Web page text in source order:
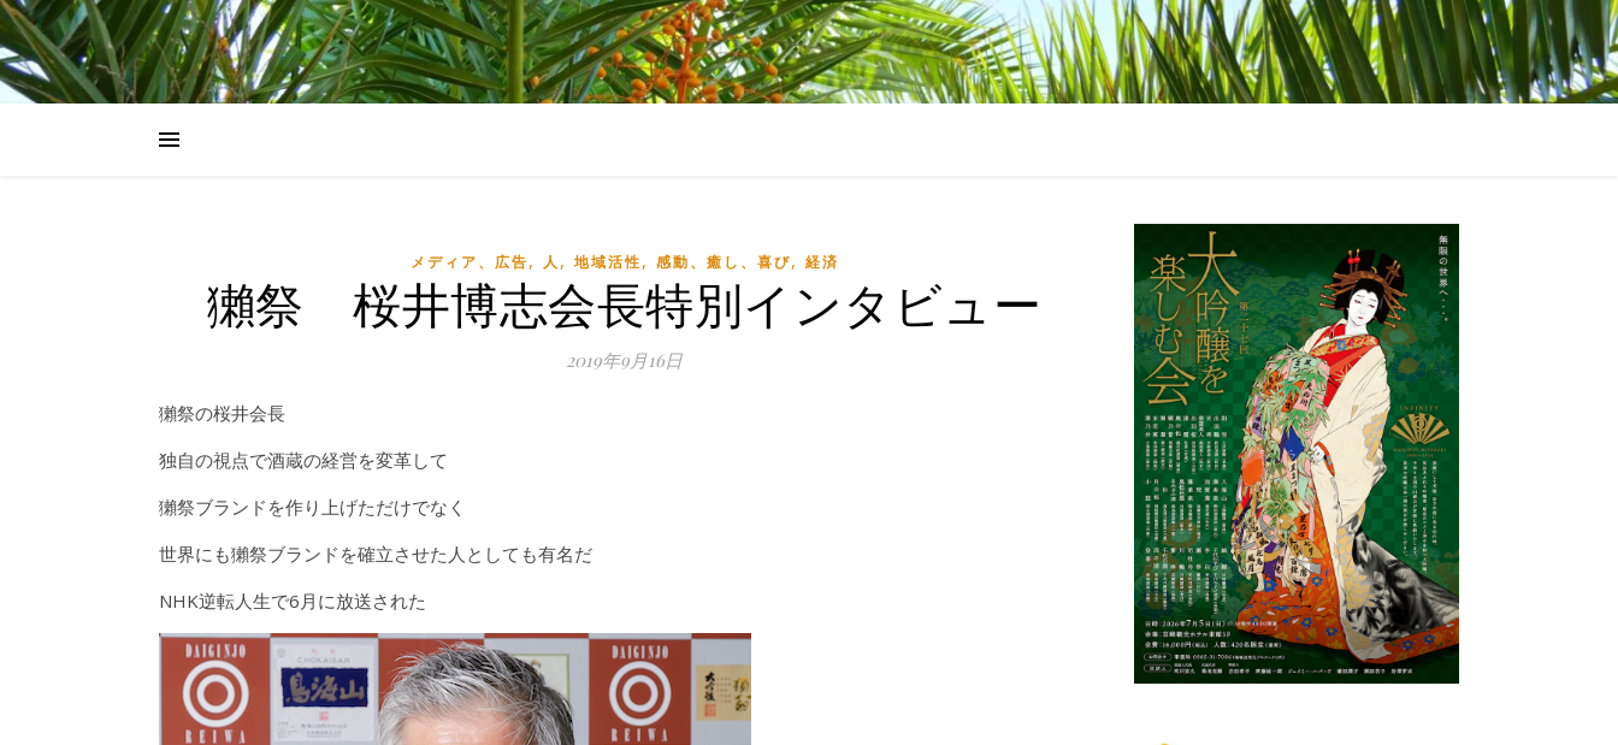
メディア、広告, 人 , 地域活性, 感動、癒し、喜び, 経済
獺祭 桜井博志会長特別インタビュー
2019年9月16日
獺祭の桜井会長
独自の視点で酒蔵の経営を変革して
獺祭ブランドを作り上げただけでなく
世界にも獺祭ブランドを確立させた人としても有名だ
NHK逆転人生で6月に放送された